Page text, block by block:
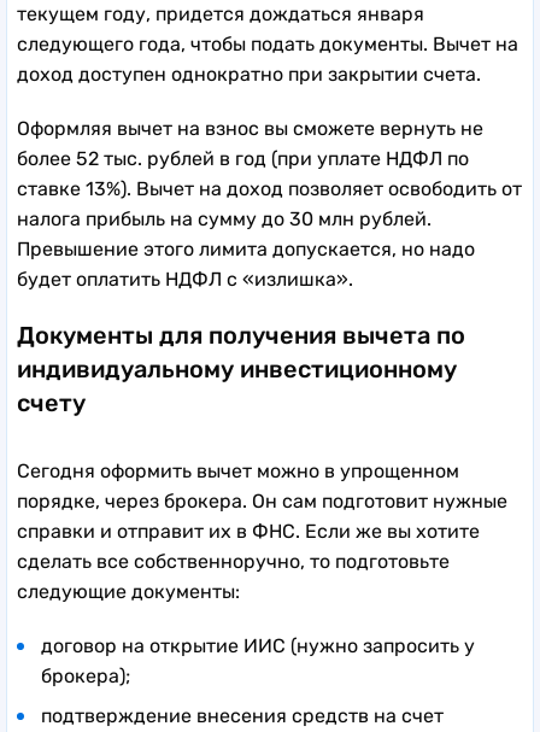
текущем году, придется дождаться января
следующего года, чтобы подать документы. Вычет на
доход доступен однократно при закрытии счета.
Оформляя вычет на взнос вы сможете вернуть не
более 52 тыс. рублей в год (при уплате НДФЛ по
ставке 13%). Вычет на доход позволяет освободить от
налога прибыль на сумму до 30 млн рублей.
Превышение этого лимита допускается, но надо
будет оплатить НДФЛ с «излишка».
Документы для получения вычета по
индивидуальному инвестиционному
счету
Сегодня оформить вычет можно в упрощенном
порядке, через брокера. Он сам подготовит нужные
справки и отправит их в ФНС. Если же вы хотите
сделать все собственноручно, то подготовьте
следующие документы:
договор на открытие ИИС (нужно запросить у
брокера);
подтверждение внесения средств на счет